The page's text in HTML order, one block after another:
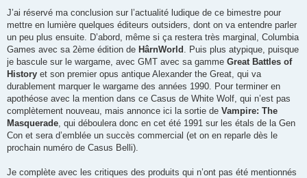
J’ai réservé ma conclusion sur l’actualité ludique de ce bimestre pour
mettre en lumière quelques éditeurs outsiders, dont on va entendre parler
un peu plus ensuite. D’abord, même si ça restera très marginal, Columbia
Games avec sa 2ème édition de HârnWorld
. Puis plus atypique, puisque
je bascule sur le wargame, avec GMT avec sa gamme Great Battles of
History et son premier opus antique Alexander the Great, qui va
durablement marquer le wargame des années 1990. Pour terminer en
apothéose avec la mention dans ce Casus de White Wolf, qui n’est pas
complètement nouveau, mais annonce ici la sortie de Vampire: The
Masquerade , qui déboulera donc en cet été 1991 sur les étals de la Gen
Con et sera d’emblée un succès commercial (et on en reparle dès le
prochain numéro de Casus Belli).
Je complète avec les critiques des produits qui n’ont pas été mentionnés